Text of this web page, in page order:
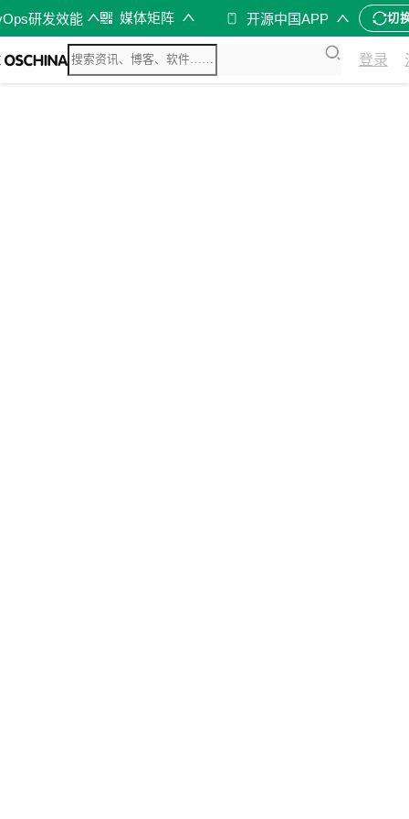
研发效能 媒体矩阵 开源中国APP 切
登录